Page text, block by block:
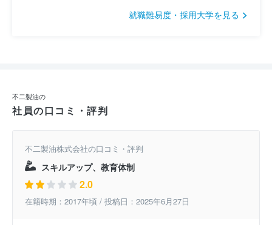
就職難易度・採用大学を見る
不二製油の
社員の口コミ・評判
不二製油株式会社の口コミ・評判
スキルアップ、教育体制
2.0
在籍時期：2017年頃 / 投稿日：2025年6月27日